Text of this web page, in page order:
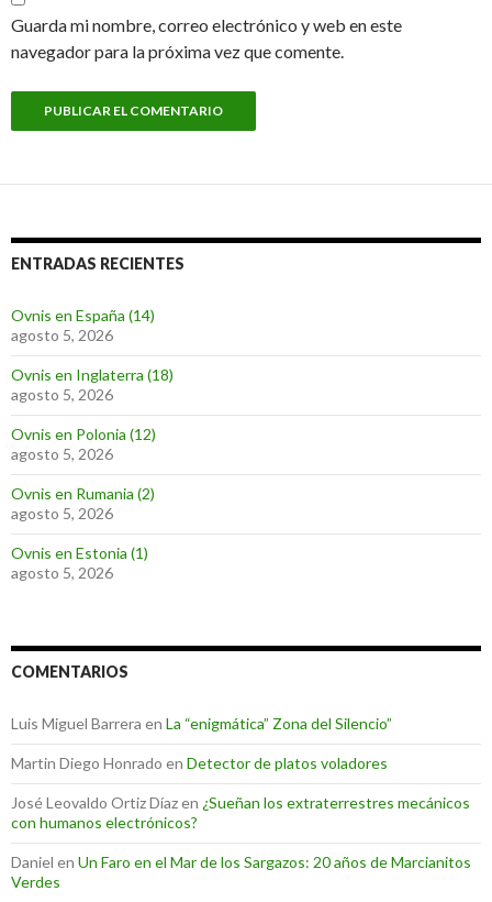
Guarda mi nombre, correo electrónico y web en este
navegador para la próxima vez que comente.
ENTRADAS RECIENTES
Ovnis en España (14)
agosto 5, 2026
Ovnis en Inglaterra (18)
agosto 5, 2026
Ovnis en Polonia (12)
agosto 5, 2026
Ovnis en Rumania (2)
agosto 5, 2026
Ovnis en Estonia (1)
agosto 5, 2026
COMENTARIOS
Luis Miguel Barrera en La “enigmática” Zona del Silencio”
Martin Diego Honrado en Detector de platos voladores
José Leovaldo Ortiz Díazen ¿Sueñan los extraterrestres mecánicos
con humanos electrónicos?
Daniel en Un Faro en el Mar de los Sargazos: 20 años de Marcianitos
Verdes